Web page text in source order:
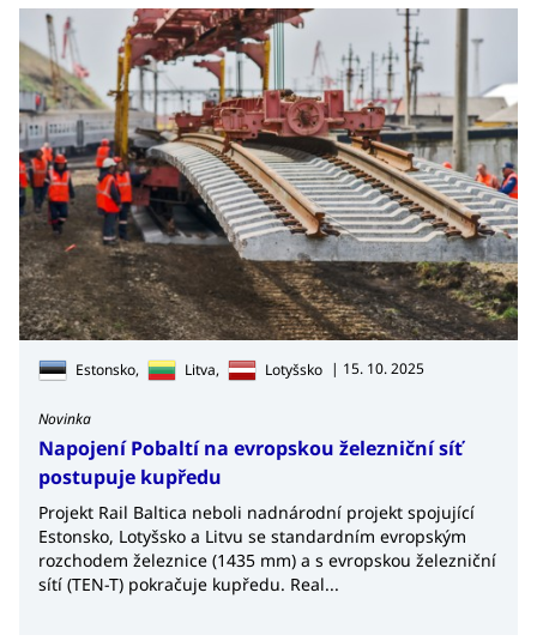
Estonsko, Litva, Lotyšsko | 15. 10. 2025
Novinka
Napojení Pobaltí na evropskou železniční síť
postupuje kupředu
Projekt Rail Baltica neboli nadnárodní projekt spojující
Estonsko, Lotyšsko a Litvu se standardním evropským
rozchodem železnice (1435 mm) a s evropskou železniční
sítí (TEN-T) pokračuje kupředu. Real...